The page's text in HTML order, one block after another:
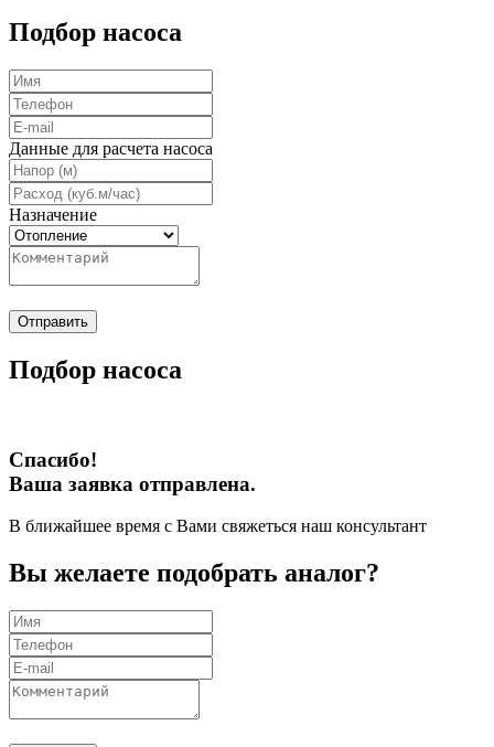
Подбор насоса
Данные для расчета насоса
Назначение
Отправить
Подбор насоса
Спасибо!
Ваша заявка отправлена.
В ближайшее время с Вами свяжеться наш консультант
Вы желаете подобрать аналог?